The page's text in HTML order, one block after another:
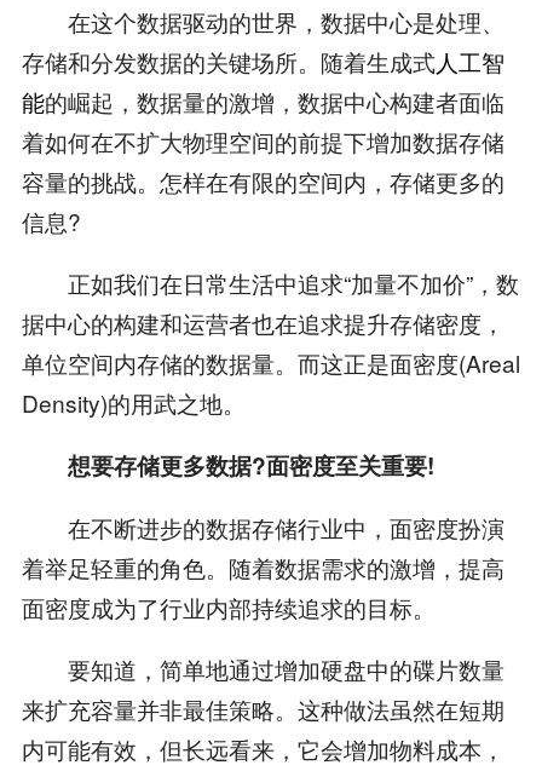
在这个数据驱动的世界，数据中心是处理、
存储和分发数据的关键场所。随着生成式人工智
能的崛起，数据量的激增，数据中心构建者面临
着如何在不扩大物理空间的前提下增加数据存储
容量的挑战。怎样在有限的空间内，存储更多的
信息?
正如我们在日常生活中追求“加量不加价”，数
据中心的构建和运营者也在追求提升存储密度，
单位空间内存储的数据量。而这正是面密度(Areal
Density)的用武之地。
想要存储更多数据?面密度至关重要!
在不断进步的数据存储行业中，面密度扮演
着举足轻重的角色。随着数据需求的激增，提高
面密度成为了行业内部持续追求的目标。
要知道，简单地通过增加硬盘中的碟片数量
来扩充容量并非最佳策略。这种做法虽然在短期
内可能有效，但长远看来，它会增加物料成本，